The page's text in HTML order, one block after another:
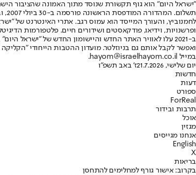
"ישראל היום" הוא גוף תקשורת שנוסד מתוך האמונה שהציבור
ופרשנויות, וידיאו, פודקאסטים ושידורים חיים. פלטפורמות
ב-2021 עלו לאוויר האתר החדש והיישומון החדש של
ואפשר לקבל אותם גם בניוזלטר. מועדון ההטבות הייחודי
במייל hayom@israelhayom.co.il.
יום שלישי, 21.7.2026
ז' באב תשפ"ו
חדשות
דעות
ספורט
ForReal
תרבות ובידור
אוכל
מגזין
אנחנו מגייסים
English
X
בריאות
בקרוב: אישור גורף למחלימים להתחסן